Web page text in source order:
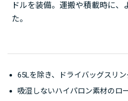
ドルを装備。運搬や積載時に、
た。
65Lを除き、ドライバッグスリ
吸湿しないハイパロン素材のロ